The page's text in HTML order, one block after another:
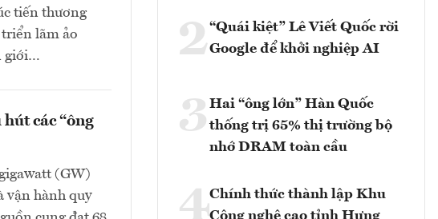
tiến thương
lãm ảo
giới…
các “ông
(GW)
vận hành quy
2“Quái kiệt” Lê Viết Quốc rời
Google để khởi nghiệp AI
3 Hai “ông lớn” Hàn Quốc
thống trị 65% thị trường bộ
nhớ DRAM toàn cầu
4Chính thức thành lập Khu
Công nghệ cao tỉnh Hưng